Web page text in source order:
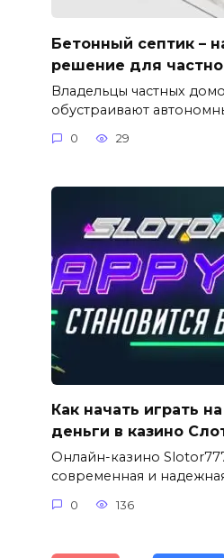
Бетонный септик –
решение для
Владельцы частных
обустраивают
0 29
Как начать играть
деньги в казино
Онлайн-казино
современная и
0 136